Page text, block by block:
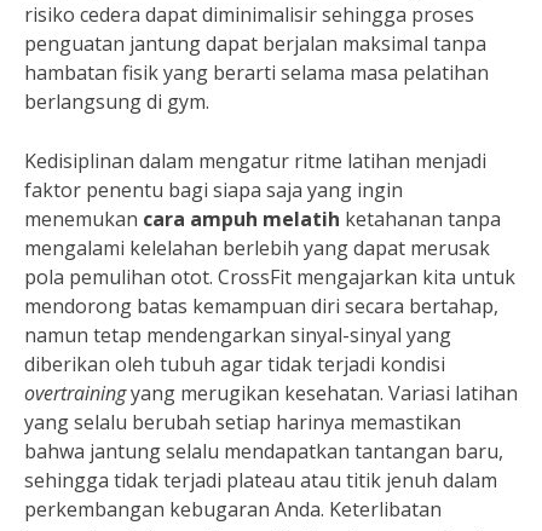
risiko cedera dapat diminimalisir sehingga proses
penguatan jantung dapat berjalan maksimal tanpa
hambatan fisik yang berarti selama masa pelatihan
berlangsung di gym.
Kedisiplinan dalam mengatur ritme latihan menjadi
faktor penentu bagi siapa saja yang ingin
menemukan cara ampuh melatih ketahanan tanpa
mengalami kelelahan berlebih yang dapat merusak
pola pemulihan otot. CrossFit mengajarkan kita untuk
mendorong batas kemampuan diri secara bertahap,
namun tetap mendengarkan sinyal-sinyal yang
diberikan oleh tubuh agar tidak terjadi kondisi
overtrainingyang merugikan kesehatan. Variasi latihan
yang selalu berubah setiap harinya memastikan
bahwa jantung selalu mendapatkan tantangan baru,
sehingga tidak terjadi plateau atau titik jenuh dalam
perkembangan kebugaran Anda. Keterlibatan